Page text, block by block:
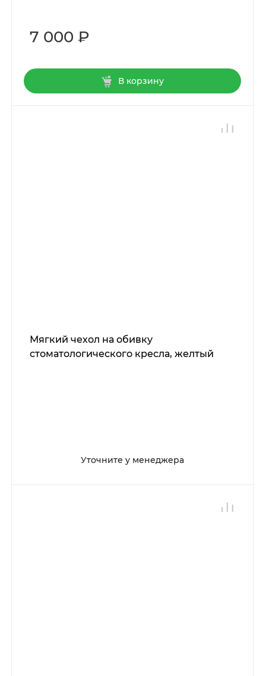
7 000 ₽
В корзину
Мягкий чехол на обивку
стоматологического кресла, желтый
Уточните у менеджера